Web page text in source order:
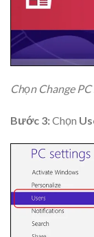
Chọn Change
Bước 3:Chọn